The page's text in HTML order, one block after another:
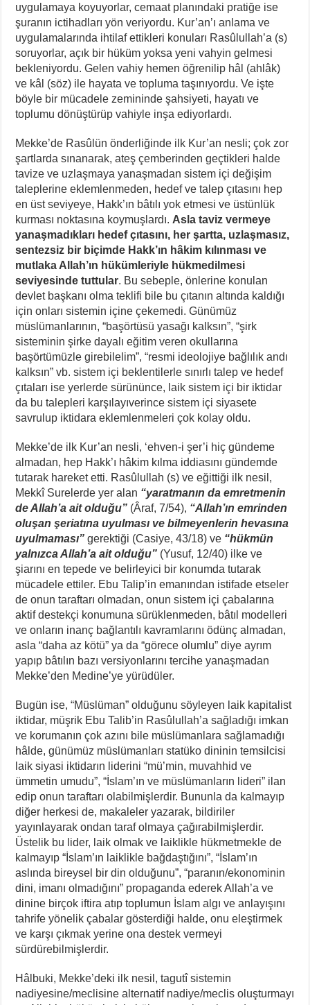
uygulamaya koyuyorlar, cemaat planındaki pratiğe ise
şuranın ictihadları yön veriyordu. Kur’an’ı anlama ve
uygulamalarında ihtilaf ettikleri konuları Rasûlullah’a (s)
soruyorlar, açık bir hüküm yoksa yeni vahyin gelmesi
bekleniyordu. Gelen vahiy hemen öğrenilip hâl (ahlâk)
ve kâl (söz) ile hayata ve topluma taşınıyordu. Ve işte
böyle bir mücadele zemininde şahsiyeti, hayatı ve
toplumu dönüştürüp vahiyle inşa ediyorlardı.
Mekke’de Rasûlün önderliğinde ilk Kur’an nesli; çok zor
şartlarda sınanarak, ateş çemberinden geçtikleri halde
tavize ve uzlaşmaya yanaşmadan sistem içi değişim
taleplerine eklemlenmeden, hedef ve talep çıtasını hep
en üst seviyeye, Hakk’ın bâtılı yok etmesi ve üstünlük
kurması noktasına koymuşlardı. Asla taviz vermeye
yanaşmadıkları hedef çıtasını, her şartta, uzlaşmasız,
sentezsiz bir biçimde Hakk’ın hâkim kılınması ve
mutlaka Allah’ın hükümleriyle hükmedilmesi
seviyesinde tuttular. Bu sebeple, önlerine konulan
devlet başkanı olma teklifi bile bu çıtanın altında kaldığı
için onları sistemin içine çekemedi. Günümüz
müslümanlarının, “başörtüsü yasağı kalksın”, “şirk
sisteminin şirke dayalı eğitim veren okullarına
başörtümüzle girebilelim”, “resmi ideolojiye bağlılık andı
kalksın” vb. sistem içi beklentilerle sınırlı talep ve hedef
çıtaları ise yerlerde sürününce, laik sistem içi bir iktidar
da bu talepleri karşılayıverince sistem içi siyasete
savrulup iktidara eklemlenmeleri çok kolay oldu.
Mekke’de ilk Kur’an nesli, ‘ehven-i şer’i hiç gündeme
almadan, hep Hakk’ı hâkim kılma iddiasını gündemde
tutarak hareket etti. Rasûlullah (s) ve eğittiği ilk nesil,
Mekkî Surelerde yer alan “yaratmanın da emretmenin
de Allah’a ait olduğu” (Âraf, 7/54), “Allah’ın emrinden
oluşan şeriatına uyulması ve bilmeyenlerin hevasına
uyulmaması” gerektiği (Casiye, 43/18) ve “hükmün
yalnızca Allah’a ait olduğu” (Yusuf, 12/40) ilke ve
şiarını en tepede ve belirleyici bir konumda tutarak
mücadele ettiler. Ebu Talip’in emanından istifade etseler
de onun taraftarı olmadan, onun sistem içi çabalarına
aktif destekçi konumuna sürüklenmeden, bâtıl modelleri
ve onların inanç bağlantılı kavramlarını ödünç almadan,
asla “daha az kötü” ya da “görece olumlu” diye ayrım
yapıp bâtılın bazı versiyonlarını tercihe yanaşmadan
Mekke’den Medine’ye yürüdüler.
Bugün ise, “Müslüman” olduğunu söyleyen laik kapitalist
iktidar, müşrik Ebu Talib’in Rasûlullah’a sağladığı imkan
ve korumanın çok azını bile müslümanlara sağlamadığı
hâlde, günümüz müslümanları statüko dininin temsilcisi
laik siyasi iktidarın liderini “mü’min, muvahhid ve
ümmetin umudu”, “İslam’ın ve müslümanların lideri” ilan
edip onun taraftarı olabilmişlerdir. Bununla da kalmayıp
diğer herkesi de, makaleler yazarak, bildiriler
yayınlayarak ondan taraf olmaya çağırabilmişlerdir.
Üstelik bu lider, laik olmak ve laiklikle hükmetmekle de
kalmayıp “İslam’ın laiklikle bağdaştığını”, “İslam’ın
aslında bireysel bir din olduğunu”, “paranın/ekonominin
dini, imanı olmadığını” propaganda ederek Allah’a ve
dinine birçok iftira atıp toplumun İslam algı ve anlayışını
tahrife yönelik çabalar gösterdiği halde, onu eleştirmek
ve karşı çıkmak yerine ona destek vermeyi
sürdürebilmişlerdir.
Hâlbuki, Mekke’deki ilk nesil, tagutî sistemin
nadiyesine/meclisine alternatif nadiye/meclis oluşturmayı